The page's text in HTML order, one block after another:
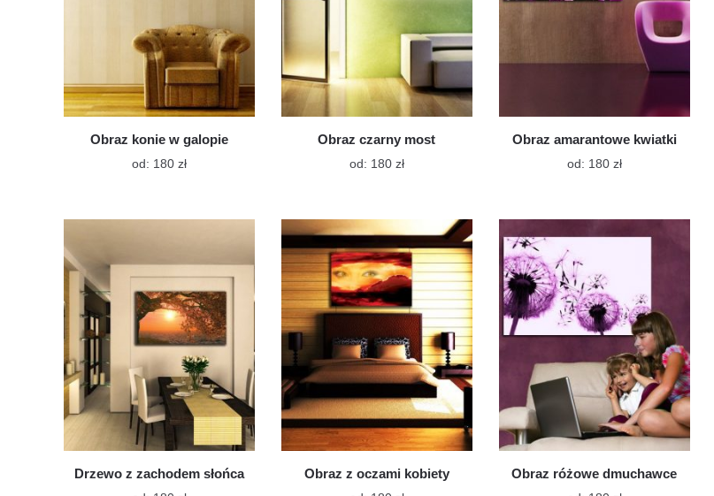
Obraz konie w galopie
od: 180 złTen
wiele
można
wybrać
na
stronie
produktu
Obraz czarny most
od: 180 złTen
wiele
wariantów.
Opcje
można
wybrać
na
stronie
produktu
Obraz amarantowe kwiatki
od: 180 złTen
wiele
wariantów.
wybrać
na
stronie
produktu
Drzewo z zachodem słońca Obraz z oczami kobiety Obraz różowe dmuchawce